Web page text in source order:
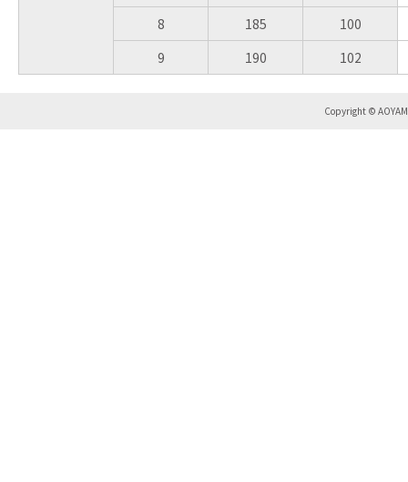
8 185
100
9
190 102
Copyright ©